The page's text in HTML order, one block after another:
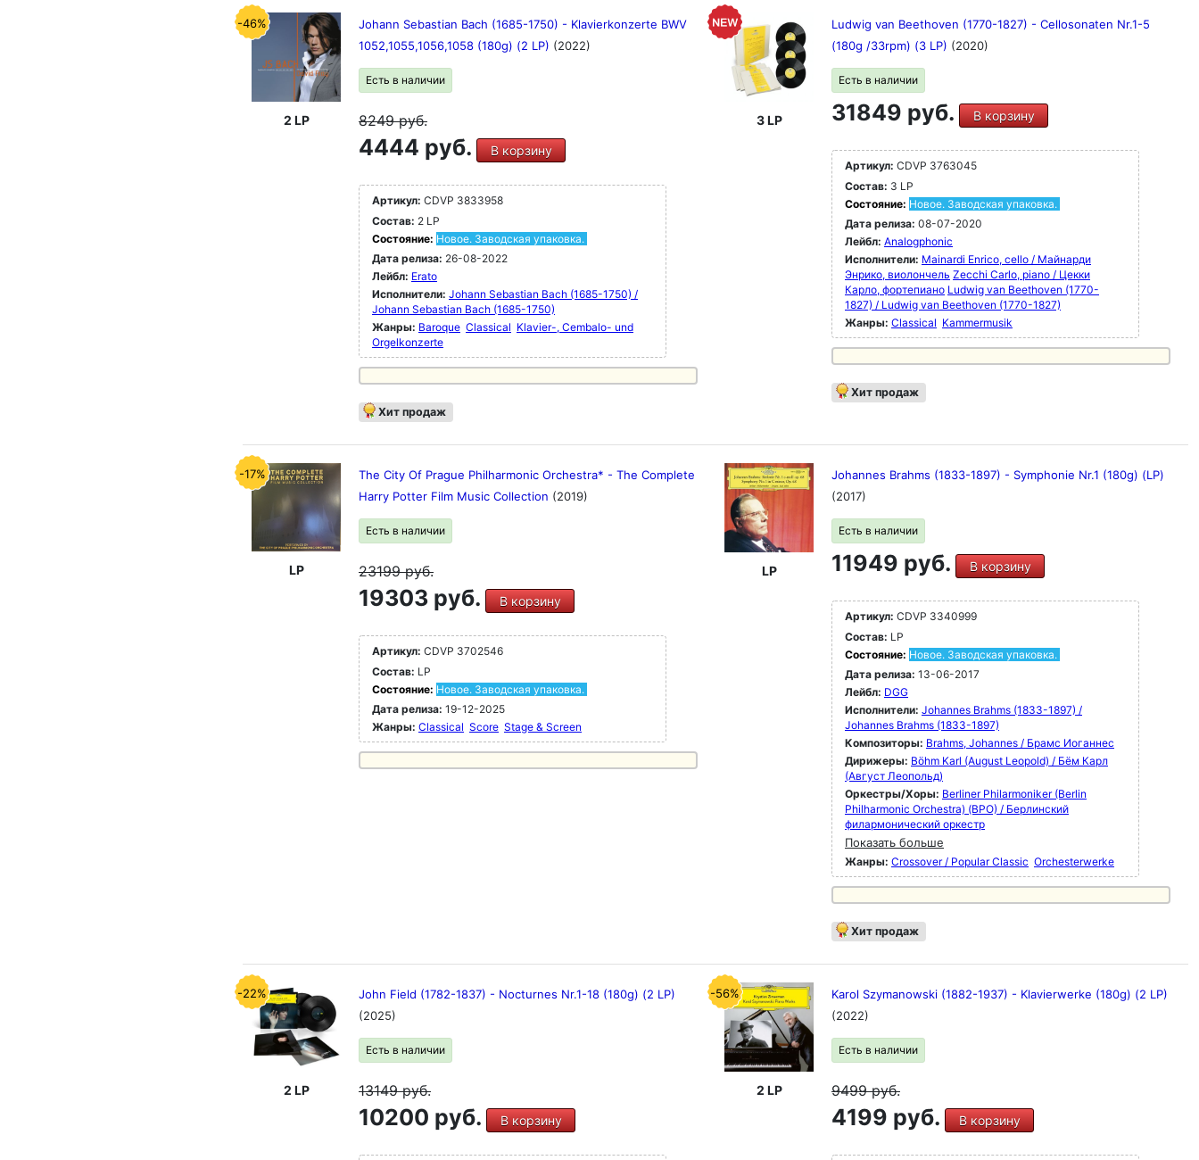
-46%
2 LP
Johann Sebastian Bach (1685-1750) - Klavierkonzerte BWV
1052,1055,1056,1058 (180g) (2 LP) (2022)
Есть в наличии
8249руб.
4444 руб. В корзину
Артикул: CDVP 3833958
Состав: 2 LP
Состояние: Новое. Заводская упаковка.
Дата релиза: 26-08-2022
Лейбл: Erato
Исполнители: Johann Sebastian Bach (1685-1750) /
Johann Sebastian Bach (1685-1750)
Жанры: Baroque Classical Klavier-, Cembalo- und
Orgelkonzerte
Хит продаж
3 LP
Ludwig van Beethoven (1770-1827) - Cellosonaten Nr.1-5
(180g /33rpm) (3 LP) (2020)
Есть в наличии
31849 руб. В корзину
Артикул: CDVP 3763045
Состав: 3 LP
Состояние: Новое. Заводская упаковка.
Дата релиза: 08-07-2020
Лейбл: Analogphonic
Исполнители: Mainardi Enrico, cello / Майнарди
Энрико, виолончель Zecchi Carlo, piano / Цекки
Карло, фортепиано Ludwig van Beethoven (1770-
1827) / Ludwig van Beethoven (1770-1827)
Жанры: Classical Kammermusik
Хит продаж
-17%
LP
The City Of Prague Philharmonic Orchestra* - The Complete
Harry Potter Film Music Collection (2019)
Есть в наличии
23199руб.
19303 руб. В корзину
Артикул: CDVP 3702546
Состав: LP
Состояние: Новое. Заводская упаковка.
Дата релиза: 19-12-2025
Жанры: Classical Score Stage & Screen
LP
Johannes Brahms (1833-1897) - Symphonie Nr.1 (180g) (LP)
(2017)
Есть в наличии
11949 руб. В корзину
Артикул: CDVP 3340999
Состав: LP
Состояние: Новое. Заводская упаковка.
Дата релиза: 13-06-2017
Лейбл: DGG
Исполнители: Johannes Brahms (1833-1897) /
Johannes Brahms (1833-1897)
Композиторы: Brahms, Johannes / Брамс Иоганнес
Дирижеры: Böhm Karl (August Leopold) / Бём Карл
(Август Леопольд)
Оркестры/Хоры: Berliner Philarmoniker (Berlin
Philharmonic Orchestra) (BPO) / Берлинский
филармонический оркестр
Показать больше
Жанры: Crossover / Popular Classic Orchesterwerke
Хит продаж
-22%
2 LP
John Field (1782-1837) - Nocturnes Nr.1-18 (180g) (2 LP)
(2025)
Есть в наличии
13149руб.
10200 руб. В корзину
-56%
2 LP
Karol Szymanowski (1882-1937) - Klavierwerke (180g) (2 LP)
(2022)
Есть в наличии
9499руб.
4199 руб. В корзину